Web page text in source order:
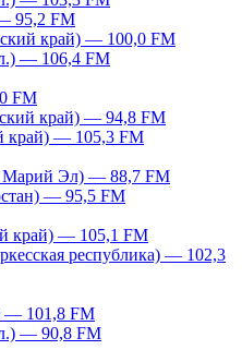
95,2 FM
край) — 100,0 FM
— 106,4 FM
FM
край) — 94,8 FM
край) — 105,3 FM
Марий Эл) — 88,7 FM
— 95,5 FM
край) — 105,1 FM
республика) — 102,3
— 101,8 FM
— 90,8 FM